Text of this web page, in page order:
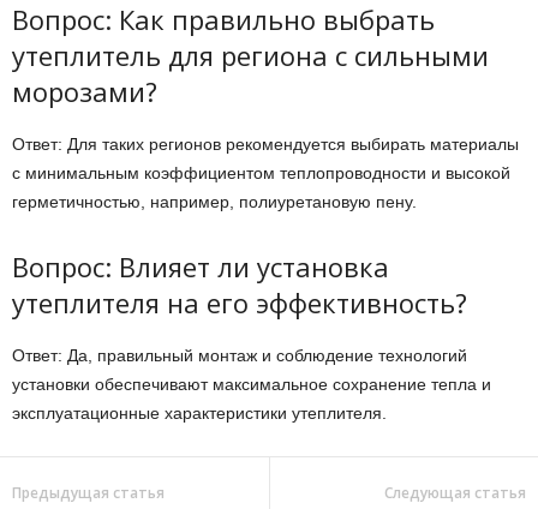
Вопрос: Как правильно выбрать
утеплитель для региона с сильными
морозами?
Ответ: Для таких регионов рекомендуется выбирать материалы
с минимальным коэффициентом теплопроводности и высокой
герметичностью, например, полиуретановую пену.
Вопрос: Влияет ли установка
утеплителя на его эффективность?
Ответ: Да, правильный монтаж и соблюдение технологий
установки обеспечивают максимальное сохранение тепла и
эксплуатационные характеристики утеплителя.
Предыдущая статья Следующая статья